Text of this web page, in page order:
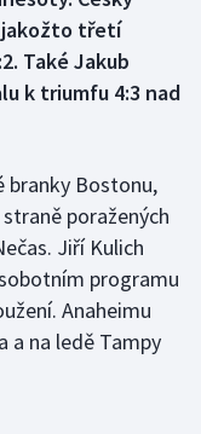
jakožto třetí
Také Jakub
k triumfu 4:3 nad
branky Bostonu,
poražených
Jiří Kulich
programu
Anaheimu
a na ledě Tampy